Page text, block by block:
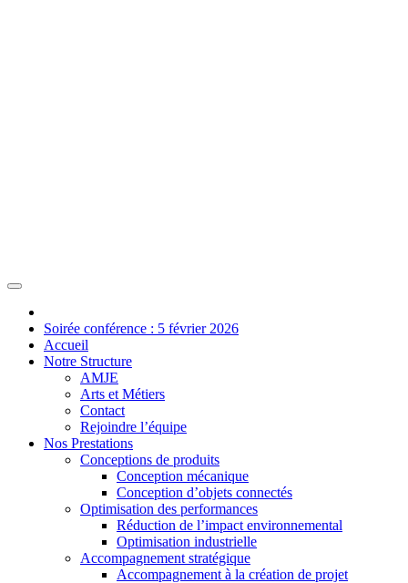
Soirée conférence : 5 février 2026
Accueil
Notre Structure
AMJE
Arts et Métiers
Contact
Rejoindre l’équipe
Nos Prestations
Conceptions de produits
Conception mécanique
Conception d’objets connectés
Optimisation des performances
Réduction de l’impact environnemental
Optimisation industrielle
Accompagnement stratégique
Accompagnement à la création de projet